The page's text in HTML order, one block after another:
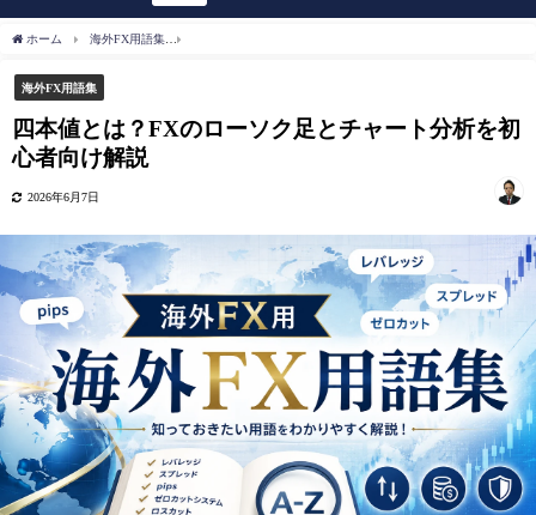
ホーム 海外FX用語集
海外FX用語集
四本値とは？FXのローソク足とチャート分析を初
心者向け解説
2026年6月7日